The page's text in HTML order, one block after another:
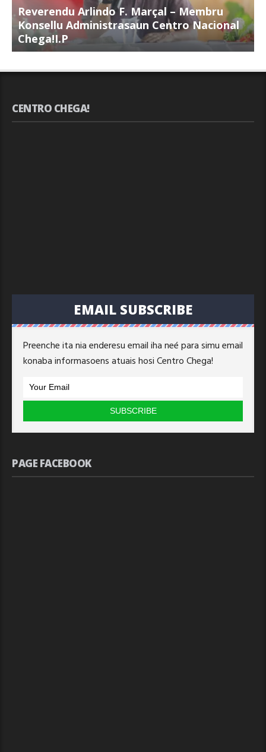
Reverendu Arlindo F. Marçal – Membru
Konsellu Administrasaun Centro Nacional
Chega!I.P
CENTRO CHEGA!
EMAIL SUBSCRIBE
Preenche ita nia enderesu email iha neé para simu email
konaba informasoens atuais hosi Centro Chega!
PAGE FACEBOOK